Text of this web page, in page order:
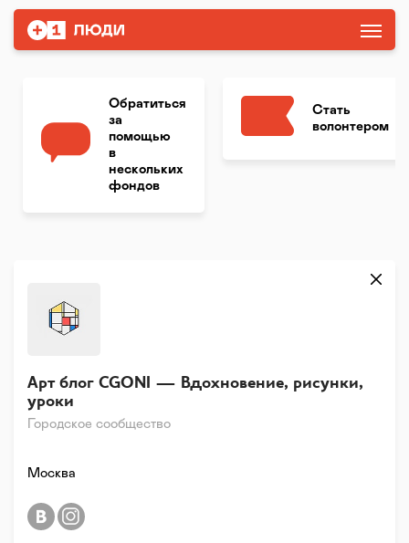
Обратиться
за
помощью
в
нескольких
фондов
Стать
волонтером
Городское сообщество
Арт блог CGONI — Вдохновение, рисунки,
уроки
Москва